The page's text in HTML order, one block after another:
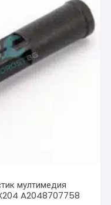
мултимедия
A2048707758